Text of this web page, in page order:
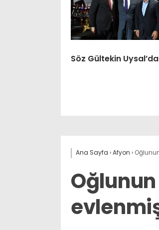
Söz Gültekin Uysal’da
Ana Sayfa ›Afyon ›